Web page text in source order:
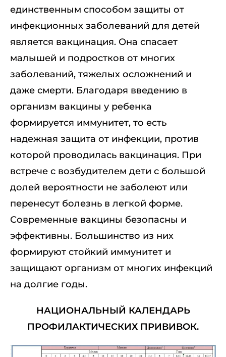
единственным способом защиты от
инфекционных заболеваний для детей
является вакцинация. Она спасает
малышей и подростков от многих
заболеваний, тяжелых осложнений и
даже смерти. Благодаря введению в
организм вакцины у ребенка
формируется иммунитет, то есть
надежная защита от инфекции, против
которой проводилась вакцинация. При
встрече с возбудителем дети с большой
долей вероятности не заболеют или
перенесут болезнь в легкой форме.
Современные вакцины безопасны и
эффективны. Большинство из них
формируют стойкий иммунитет и
защищают организм от многих инфекций
на долгие годы.
НАЦИОНАЛЬНЫЙ КАЛЕНДАРЬ
ПРОФИЛАКТИЧЕСКИХ ПРИВИВОК.